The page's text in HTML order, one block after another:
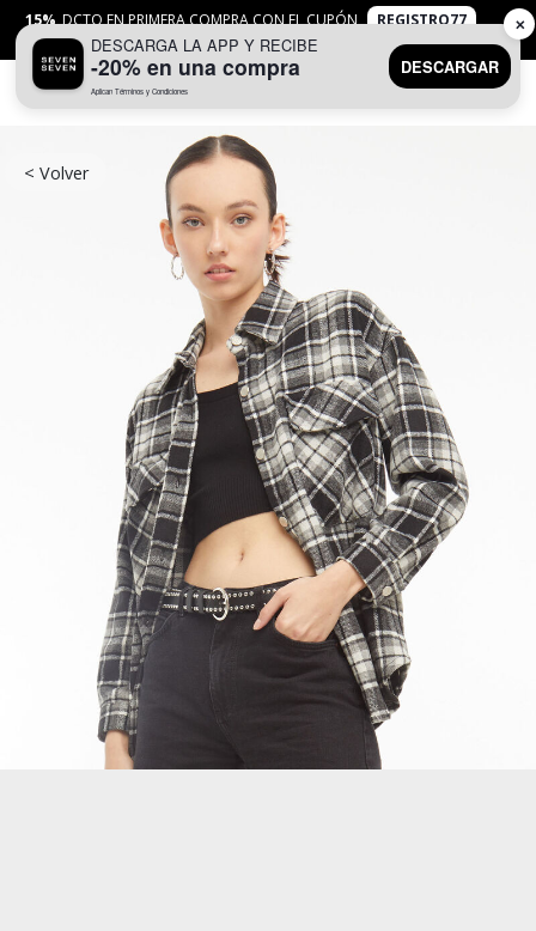
15% DCTO EN PRIMERA COMPRA CON EL CUPÓN
REGISTRO77
APLICANTYC
< Volver
DESCARGA LA APP Y RECIBE
-20% en una compra
Aplican Términos y Condiciones
DESCARGAR
✕